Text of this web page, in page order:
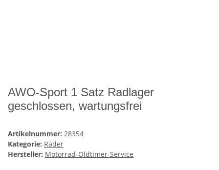
AWO-Sport 1 Satz Radlager
geschlossen, wartungsfrei
Artikelnummer: 28354
Kategorie: Räder
Hersteller: Motorrad-Oldtimer-Service